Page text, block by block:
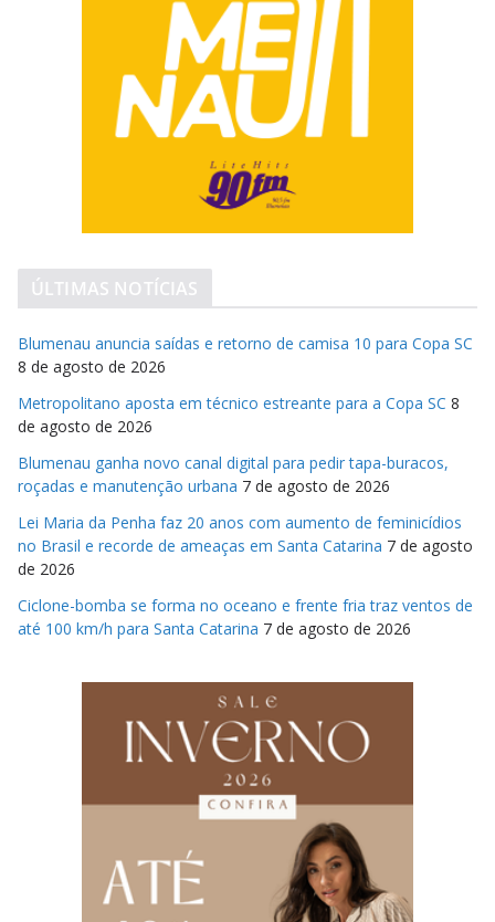
ÚLTIMAS NOTÍCIAS
Blumenau anuncia saídas e retorno de camisa 10 para Copa SC
8 de agosto de 2026
Metropolitano aposta em técnico estreante para a Copa SC 8
de agosto de 2026
Blumenau ganha novo canal digital para pedir tapa-buracos,
roçadas e manutenção urbana 7 de agosto de 2026
Lei Maria da Penha faz 20 anos com aumento de feminicídios
no Brasil e recorde de ameaças em Santa Catarina 7 de agosto
de 2026
Ciclone-bomba se forma no oceano e frente fria traz ventos de
até 100 km/h para Santa Catarina 7 de agosto de 2026